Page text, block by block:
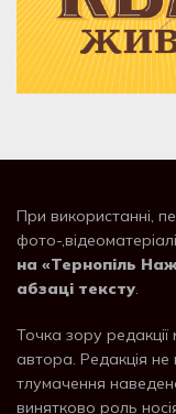
При використанні,
фото-
на «Тернопіль
абзаці тексту.
Точка зору
автора. Редакція не
тлумачення
винятково роль